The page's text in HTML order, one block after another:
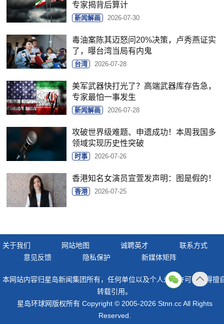
专家揭背后算计
新闻解画 2026-07-30
毒油案陈其迈怒问20%决策，卢秀燕证实
了，曝台湾当局有内鬼
台湾 2026-07-28
美军武器快打光了？高端武器库存告急，
专家最怕一事发生
新闻解画 2026-07-28
攻破世界级难题、申遗成功！本周我国多
领域实现历史性突破
时事 2026-07-26
香港知名女演员宣萱发声明：图是假的！
香港 2026-07-25
关于我们 网站地图 诚聘英才
联系方式
意见反馈
隐私保护 新媒体矩阵
本网站内容归星岛新闻集团所有，任何单位以及个人未经许可，不得擅
转载引用。
星岛环球网版权所有 Copyright © 2005-2026 Stnn.cc All Rights
Reserved.
顶部